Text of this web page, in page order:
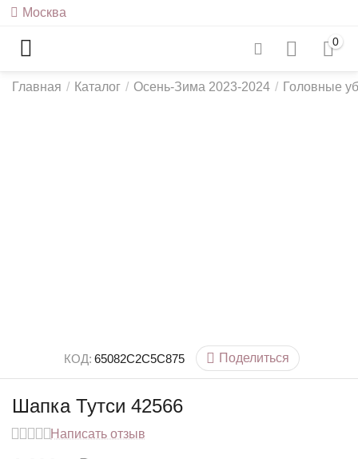
Москва
0
Главная / Каталог / Осень-Зима 2023-2024 / Головные
КОД: 65082C2C5C875 Поделиться
Шапка Тутси 42566
Написать отзыв